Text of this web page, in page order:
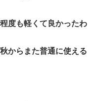
度も軽くて良かったわ
からまた普通に使える